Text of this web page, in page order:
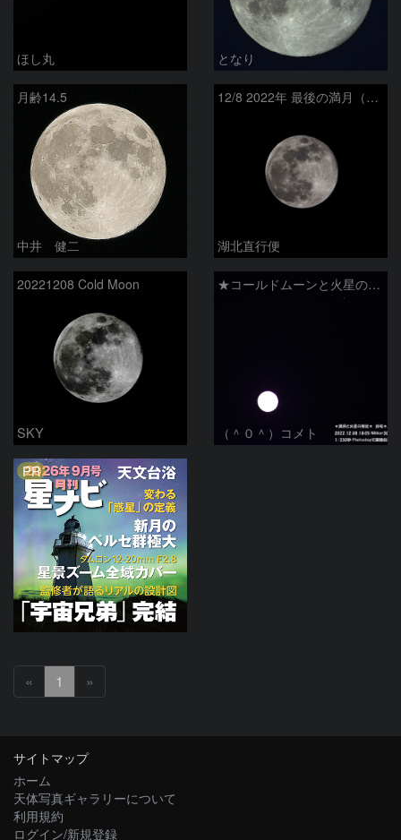
ほし丸 となり
月齢14.5
中井 健二
12/8 2022年 最後の満月（月齢14.6）
湖北直行便
20221208 Cold Moon
SKY
★コールドムーンと火星の接近★
（＾０＾）コメト
PR
« 1 »
サイトマップ
ホーム
天体写真ギャラリーについて
利用規約
ログイン/新規登録